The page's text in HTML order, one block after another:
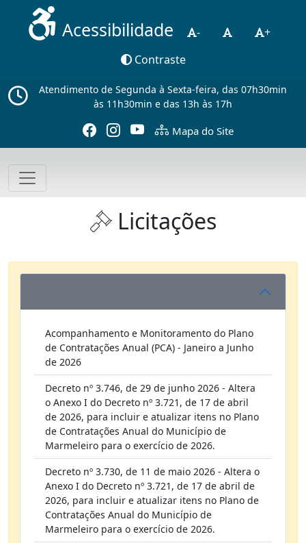
Acessibilidade -
+
Contraste
Atendimento de Segunda à Sexta-feira, das 07h30min
às 11h30min e das 13h às 17h
Mapa do Site
Licitações
Acompanhamento e Monitoramento do Plano
de Contratações Anual (PCA) - Janeiro a Junho
de 2026
Decreto nº 3.746, de 29 de junho 2026 - Altera
o Anexo I do Decreto nº 3.721, de 17 de abril
de 2026, para incluir e atualizar itens no Plano
de Contratações Anual do Município de
Marmeleiro para o exercício de 2026.
Decreto nº 3.730, de 11 de maio 2026 - Altera o
Anexo I do Decreto nº 3.721, de 17 de abril de
2026, para incluir e atualizar itens no Plano de
Contratações Anual do Município de
Marmeleiro para o exercício de 2026.